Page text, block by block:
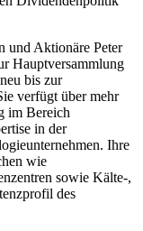
und Aktionäre Peter
Hauptversammlung
bis zur
verfügt über mehr
im Bereich
in der
Ihre
wie
sowie Kälte-,
des